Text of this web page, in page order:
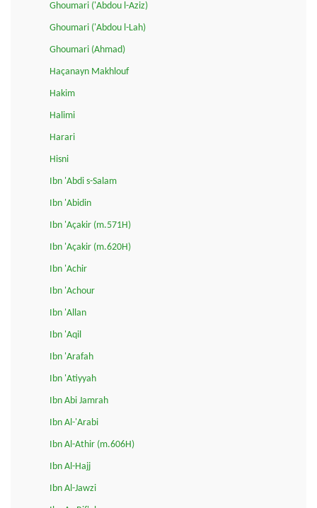
Ghoumari ('Abdou l-Aziz)
Ghoumari ('Abdou l-Lah)
Ghoumari (Ahmad)
Haçanayn Makhlouf
Hakim
Halimi
Harari
Hisni
Ibn 'Abdi s-Salam
Ibn 'Abidin
Ibn 'Açakir (m.571H)
Ibn 'Açakir (m.620H)
Ibn 'Achir
Ibn 'Achour
Ibn 'Allan
Ibn 'Aqil
Ibn 'Arafah
Ibn 'Atiyyah
Ibn Abi Jamrah
Ibn Al-'Arabi
Ibn Al-Athir (m.606H)
Ibn Al-Hajj
Ibn Al-Jawzi